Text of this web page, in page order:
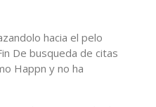
hacia el pelo
De busqueda de citas
Happn y no ha